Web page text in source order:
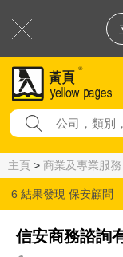
主頁 > 商業及專業服務
6 結果發現 保安顧問
信安商務諮詢